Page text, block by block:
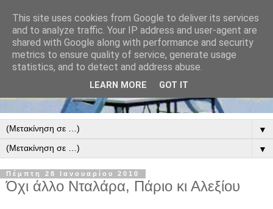
▼
▼
Πέμπτη 28 Ιανουαρίου 2010
Όχι άλλο Νταλάρα, Πάριο κι Αλεξίου
This site uses cookies from Google to deliver its services
and to analyze traffic. Your IP address and user-agent are
shared with Google along with performance and security
metrics to ensure quality of service, generate usage
statistics, and to detect and address abuse.
LEARN MORE GOT IT